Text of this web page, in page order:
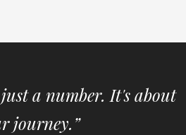
a number. It's about
journey.”